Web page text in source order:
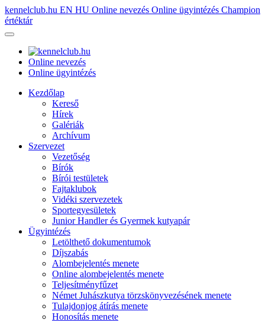
kennelclub.hu EN HU Online nevezés Online ügyintézés Champion
értéktár
Online nevezés
Online ügyintézés
Kezdőlap
Kereső
Hírek
Galériák
Archívum
Szervezet
Vezetőség
Bírók
Bírói testületek
Fajtaklubok
Vidéki szervezetek
Sportegyesületek
Junior Handler és Gyermek kutyapár
Ügyintézés
Letölthető dokumentumok
Díjszabás
Alombejelentés menete
Online alombejelentés menete
Teljesítményfűzet
Német Juhászkutya törzskönyvezésének menete
Tulajdonjog átírás menete
Honosítás menete